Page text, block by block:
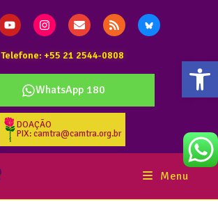
Telefone: +55 21 2544-0808
WhatsApp 180
DOAÇÃO
PIX: camtra@camtra.org.br
Menu